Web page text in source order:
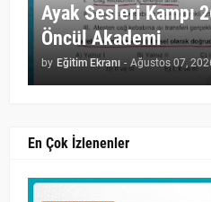
Ayak Sesleri Kampı
Öncül Akademi
by Eğitim Ekranı - Ağustos 07,
En Çok İzlenenler